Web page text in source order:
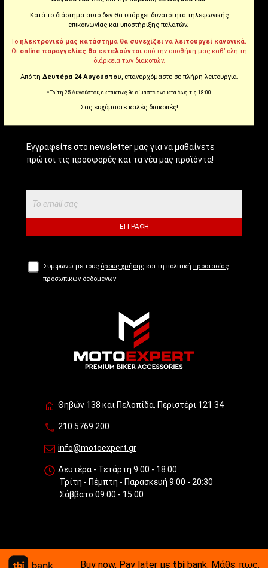
Youtube
Tiktok
NEWSLETTER!
Εγγραφείτε στο newsletter μας για να μαθαίνετε
πρώτοι τις προσφορές και τα νέα μας προϊόντα!
ΕΓΓΡΑΦΉ
Συμφωνώ με τους όρους χρήσης και τη πολιτική προστασίας
προσωπικών δεδομένων
Θηβών 138 και Πελοπίδα, Περιστέρι 121 34
210.5769.200
info@motoexpert.gr
Δευτέρα - Τετάρτη 9:00 - 18:00
Τρίτη - Πέμπτη - Παρασκευή 9:00 - 20:30
Σάββατο 09:00 - 15:00
Buy now, Pay later με tbi bank. Μάθε πως.
Κατά το διάστημα αυτό δεν θα υπάρχει δυνατότητα τηλεφωνικής
επικοινωνίας και υποστήριξης πελατών.
Το ηλεκτρονικό μας κατάστημα θα συνεχίζει να λειτουργεί κανονικά.
Οι online παραγγελίες θα εκτελούνται από την αποθήκη μας καθ’ όλη τη
διάρκεια των διακοπών.
Από τη Δευτέρα 24 Αυγούστου, επανερχόμαστε σε πλήρη λειτουργία.
*Τρίτη 25 Αυγούστου, εκτάκτως θα είμαστε ανοικτά έως τις 18:00.
Σας ευχόμαστε καλές διακοπές!